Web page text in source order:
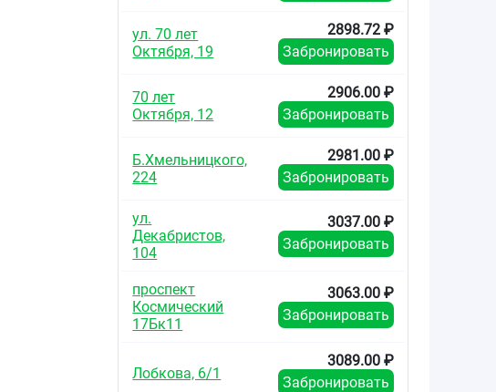
ул. 70 лет
Октября, 19
2898.72 ₽
Забронировать
70 лет
Октября, 12
2906.00 ₽
Забронировать
Б.Хмельницкого,
224
2981.00 ₽
Забронировать
ул.
Декабристов,
104
3037.00 ₽
Забронировать
проспект
Космический
17Бк11
3063.00 ₽
Забронировать
Лобкова, 6/1
3089.00 ₽
Забронировать